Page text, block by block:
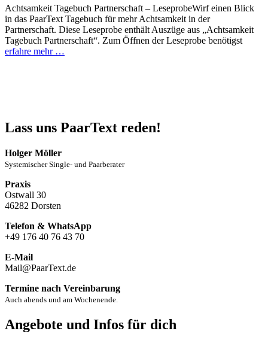
Achtsamkeit Tagebuch Partnerschaft – LeseprobeWirf einen Blick
in das PaarText Tagebuch für mehr Achtsamkeit in der
Partnerschaft. Diese Leseprobe enthält Auszüge aus „Achtsamkeit
Tagebuch Partnerschaft“. Zum Öffnen der Leseprobe benötigst
erfahre mehr …
Lass uns PaarText reden!
Holger Möller
Systemischer Single- und Paarberater
Praxis
Ostwall 30
46282 Dorsten
Telefon & WhatsApp
+49 176 40 76 43 70
E-Mail
Mail@PaarText.de
Termine nach Vereinbarung
Auch abends und am Wochenende.
Angebote und Infos für dich